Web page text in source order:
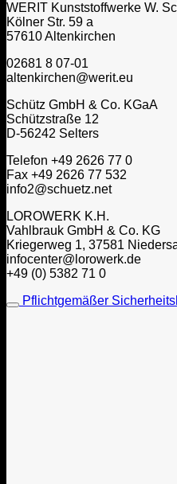
WERIT Kunststoffwerke W.
Kölner Str. 59 a
57610 Altenkirchen
02681 8 07-01
altenkirchen@werit.eu
Schütz GmbH & Co. KGaA
Schützstraße 12
D-56242 Selters
Telefon +49 2626 77 0
Fax +49 2626 77 532
info2@schuetz.net
LOROWERK K.H.
Vahlbrauk GmbH & Co. KG
Kriegerweg 1, 37581
infocenter@lorowerk.de
+49 (0) 5382 71 0
Pflichtgemäßer